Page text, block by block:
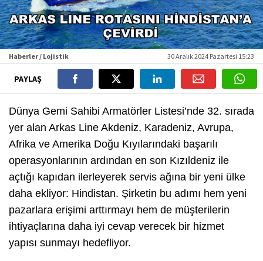
Haberler / Lojistik 30 Aralık 2024 Pazartesi 15:23
PAYLAŞ
Dünya Gemi Sahibi Armatörler Listesi’nde 32. sırada
yer alan Arkas Line Akdeniz, Karadeniz, Avrupa,
Afrika ve Amerika Doğu Kıyılarındaki başarılı
operasyonlarının ardından en son Kızıldeniz ile
açtığı kapıdan ilerleyerek servis ağına bir yeni ülke
daha ekliyor: Hindistan. Şirketin bu adımı hem yeni
pazarlara erişimi arttırmayı hem de müşterilerin
ihtiyaçlarına daha iyi cevap verecek bir hizmet
yapısı sunmayı hedefliyor.